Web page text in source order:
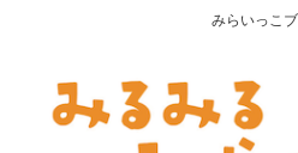
みらいっこ